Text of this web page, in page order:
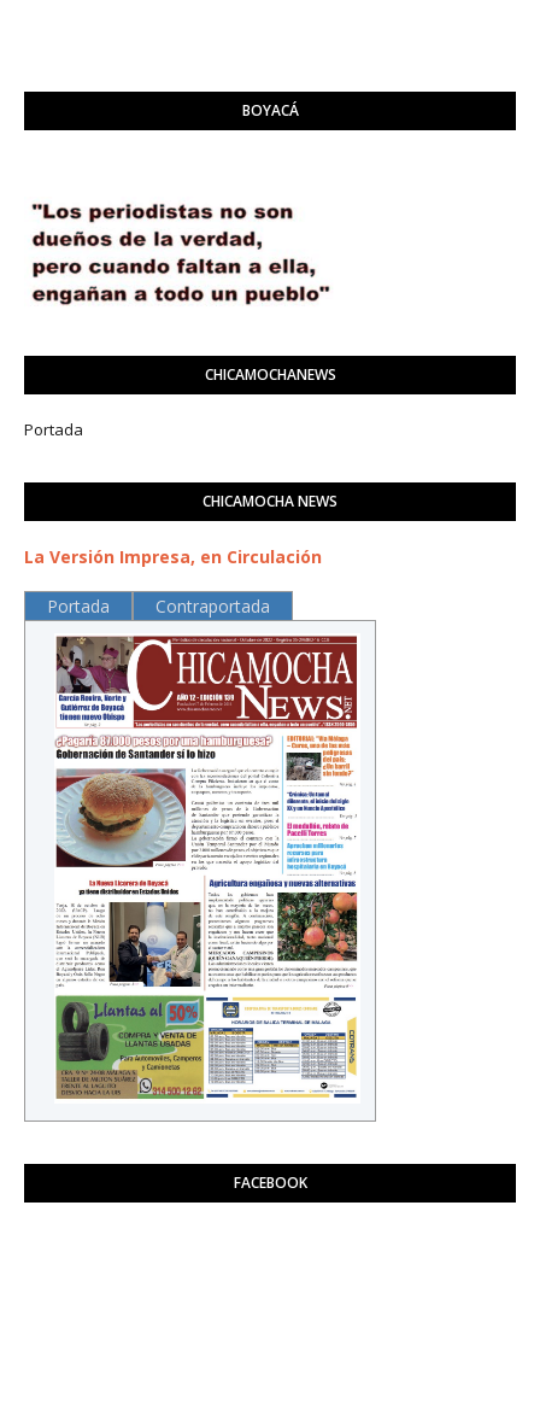
BOYACÁ
CHICAMOCHANEWS
Portada
CHICAMOCHA NEWS
La Versión Impresa, en Circulación
Portada Contraportada
FACEBOOK